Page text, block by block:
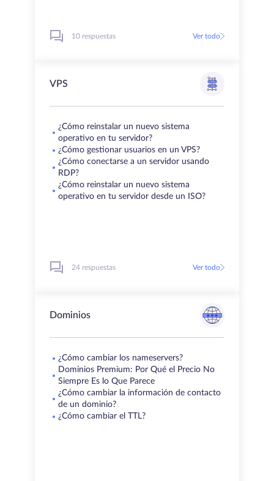
10 respuestas Ver todo
VPS
¿Cómo reinstalar un nuevo sistema
operativo en tu servidor?
¿Cómo gestionar usuarios en un VPS?
¿Cómo conectarse a un servidor usando
RDP?
¿Cómo reinstalar un nuevo sistema
operativo en tu servidor desde un ISO?
24 respuestas Ver todo
Dominios
¿Cómo cambiar los nameservers?
Dominios Premium: Por Qué el Precio No
Siempre Es lo Que Parece
¿Cómo cambiar la información de contacto
de un dominio?
¿Cómo cambiar el TTL?